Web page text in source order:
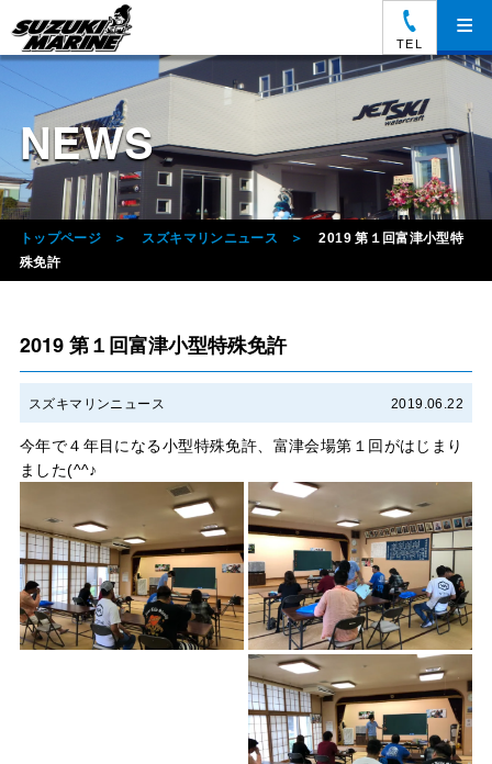
TEL
≡
NEWS
トップページ スズキマリンニュース
2019 第１回富津小型特
殊免許
2019 第１回富津小型特殊免許
スズキマリンニュース 2019.06.22
今年で４年目になる小型特殊免許、富津会場第１回がはじまり
ました(^^♪